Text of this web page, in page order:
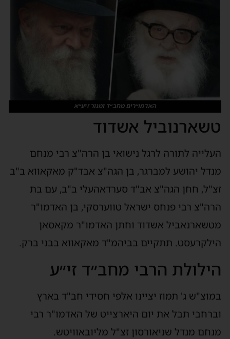
האדמו״רים מחב״ד ומגור זיע״א
טשארנוביל אשדוד
העלייה לתורה לרגל נישואי בן הרה"צ רבי מנחם
מנדל יהושע למברגר, בן הגה"צ אבד"ק מאקאווא ב"ב
זצ"ל, חחן הגה"צ אב"ד סערדאהעלי ב"ב, עם בת
הרה"צ רבי פנחס ישראל טווערסקי, בן האדמו"ר
מטשארנאביל אשדוד וחתן האדמו"ר מקאסאן
הילקרעסט. תתקיים בביהמ"ד מאקאווא בבני ברק.
הילולת הרבי מחב״ד זי״ע
במוצ"ש ג' תמוז יציינו אלפי חסידי חב"ד בארץ
וברחבי תבל את יום היארצייט של האדמו"ר רבי
מנחם מנדל שניאורסון זצ"ל מליובאוויטש.